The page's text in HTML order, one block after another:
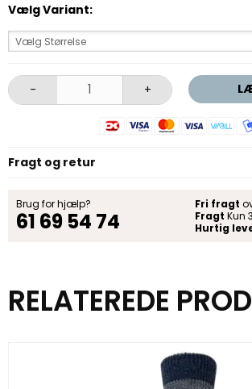
Vælg Variant:
Vælg Størrelse
- +
Fragt og retur
Brug for hjælp?
61 69 54 74
Fri fragt
Fragt Kun
Hurtig
RELATEREDE